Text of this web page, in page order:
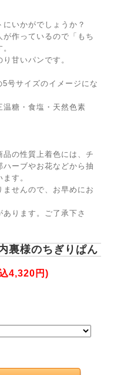
いかがでしょうか？
作っているので「もち
甘いパンです。
サイズのイメージにな
温糖・食塩・天然色素
の性質上着色には、チ
ハーブやお花などから抽
す。
せんので、お早めにお
ります。ご了承下さ
裏様のちぎりぱん
4,320円)